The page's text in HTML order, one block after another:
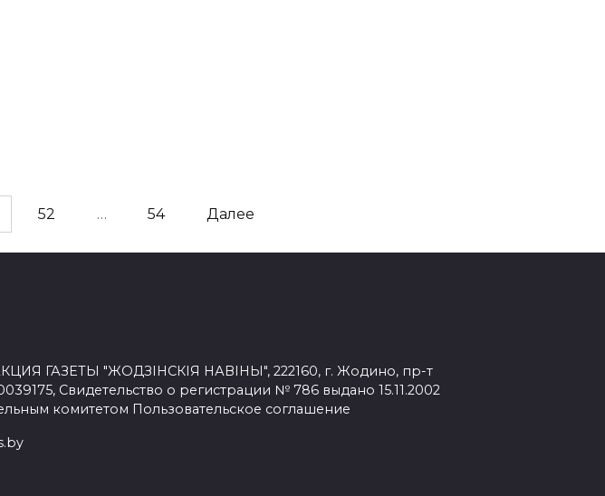
52 … 54 Далее
ГАЗЕТЫ "ЖОДЗІНСКІЯ НАВІНЫ", 222160, г. Жодино, пр-т
Свидетельство о регистрации № 786 выдано 15.11.2002
комитетом Пользовательское соглашение